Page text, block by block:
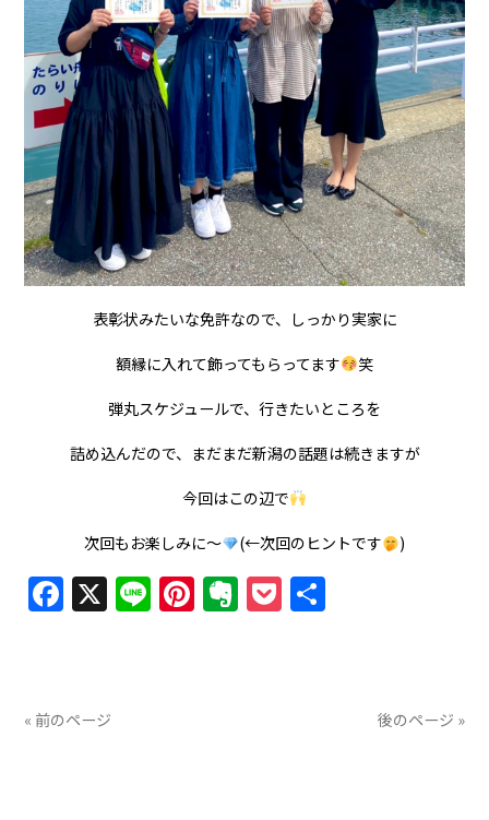
表彰状みたいな免許なので、しっかり実家に
額縁に入れて飾ってもらってます 笑
弾丸スケジュールで、行きたいところを
詰め込んだので、まだまだ新潟の話題は続きますが
今回はこの辺で
次回もお楽しみに〜 (←次回のヒントです )
Facebook
X LinePinterest
Evernote
Pocket
« 前のページ 後のページ »